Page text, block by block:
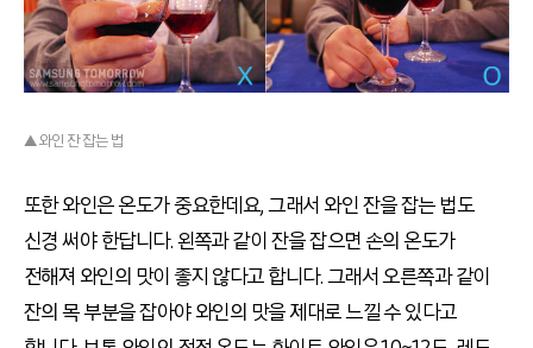
▲ 와인 잔 잡는 법
또한 와인은 온도가 중요한데요, 그래서 와인 잔을 잡는 법도
신경 써야 한답니다. 왼쪽과 같이 잔을 잡으면 손의 온도가
전해져 와인의 맛이 좋지 않다고 합니다. 그래서 오른쪽과 같이
잔의 목 부분을 잡아야 와인의 맛을 제대로 느낄 수 있다고